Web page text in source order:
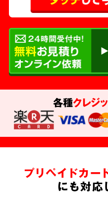
各種クレジ
プリペイドカー
にも対応